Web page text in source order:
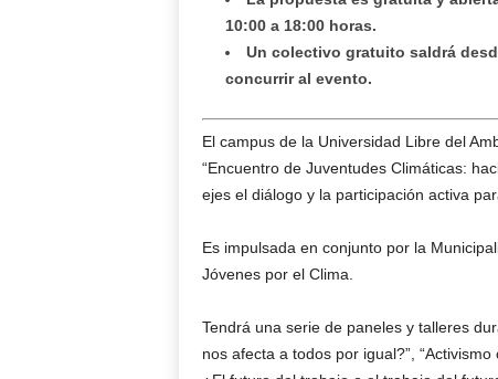
10:00 a 18:00 horas.
Un colectivo gratuito saldrá
concurrir al evento.
El campus de la Universidad Libre del
“Encuentro de Juventudes Climáticas:
ejes el diálogo y la participación activa
Es impulsada en conjunto por la
Jóvenes por el Clima.
Tendrá una serie de paneles y talleres
nos afecta a todos por igual?”,